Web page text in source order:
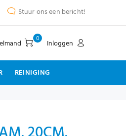
Stuur ons een bericht!
0 Inloggen
REINIGING